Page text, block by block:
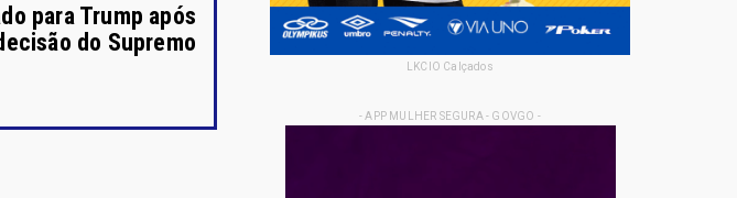
para Trump após
do Supremo
LKCIO Calçados
- APP MULHER SEGURA - GOVGO -